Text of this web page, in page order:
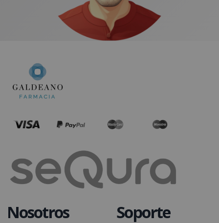
Nosotros Soporte